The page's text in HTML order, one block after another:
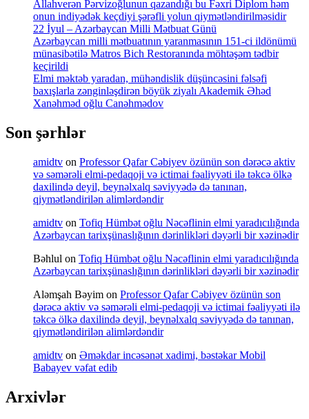
Allahverən Pərvizoğlunun qazandığı bu Fəxri Diplom həm
onun indiyədək keçdiyi şərəfli yolun qiymətləndirilməsidir
22 İyul – Azərbaycan Milli Mətbuat Günü
Azərbaycan milli mətbuatının yaranmasının 151-ci ildönümü
münasibətilə Matros Bich Restoranında möhtəşəm tədbir
keçirildi
Elmi məktəb yaradan, mühəndislik düşüncəsini fəlsəfi
baxışlarla zənginləşdirən böyük ziyalı Akademik Əhəd
Xanəhməd oğlu Canəhmədov
Son şərhlər
amidtv on Professor Qafar Cəbiyev özünün son dərəcə aktiv
və səmərəli elmi-pedaqoji və ictimai fəaliyyəti ilə təkcə ölkə
daxilində deyil, beynəlxalq səviyyədə də tanınan,
qiymətləndirilən alimlərdəndir
amidtv on Tofiq Hümbət oğlu Nəcəflinin elmi yaradıcılığında
Azərbaycan tarixşünaslığının dərinlikləri dəyərli bir xəzinədir
Bəhlul on Tofiq Hümbət oğlu Nəcəflinin elmi yaradıcılığında
Azərbaycan tarixşünaslığının dərinlikləri dəyərli bir xəzinədir
Aləmşah Bəyim on Professor Qafar Cəbiyev özünün son
dərəcə aktiv və səmərəli elmi-pedaqoji və ictimai fəaliyyəti ilə
təkcə ölkə daxilində deyil, beynəlxalq səviyyədə də tanınan,
qiymətləndirilən alimlərdəndir
amidtv on Əməkdar incəsənət xadimi, bəstəkar Mobil
Babayev vəfat edib
Arxivlər